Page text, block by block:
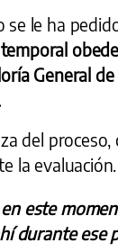
le ha
General de
del
la evaluación.
este
durante ese